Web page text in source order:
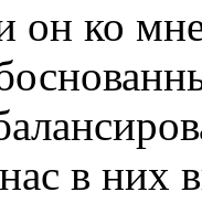
ко
в них